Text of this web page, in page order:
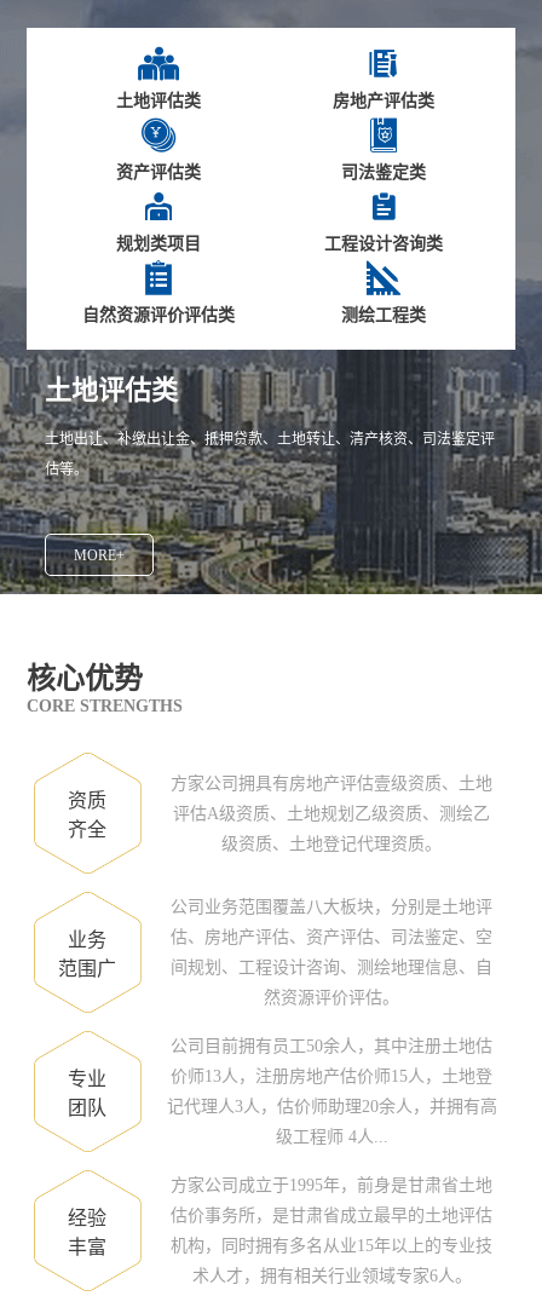

土地评估类

房地产评估类

资产评估类

司法鉴定类

规划类项目

工程设计咨询类

自然资源评价评估类

测绘工程类
土地评估类
土地出让、补缴出让金、抵押贷款、土地转让、清产核资、司法鉴定评
估等。
MORE+
核心优势
CORE STRENGTHS
资质
齐全
方家公司拥具有房地产评估壹级资质、土地
评估A级资质、土地规划乙级资质、测绘乙
级资质、土地登记代理资质。
业务
范围广
公司业务范围覆盖八大板块，分别是土地评
估、房地产评估、资产评估、司法鉴定、空
间规划、工程设计咨询、测绘地理信息、自
然资源评价评估。
专业
团队
公司目前拥有员工50余人，其中注册土地估
价师13人，注册房地产估价师15人，土地登
记代理人3人，估价师助理20余人，并拥有高
级工程师 4人...
经验
丰富
方家公司成立于1995年，前身是甘肃省土地
估价事务所，是甘肃省成立最早的土地评估
机构，同时拥有多名从业15年以上的专业技
术人才，拥有相关行业领域专家6人。